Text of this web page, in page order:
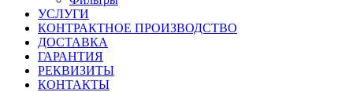
УСЛУГИ
КОНТРАКТНОЕ ПРОИЗВОДСТВО
ДОСТАВКА
ГАРАНТИЯ
РЕКВИЗИТЫ
КОНТАКТЫ